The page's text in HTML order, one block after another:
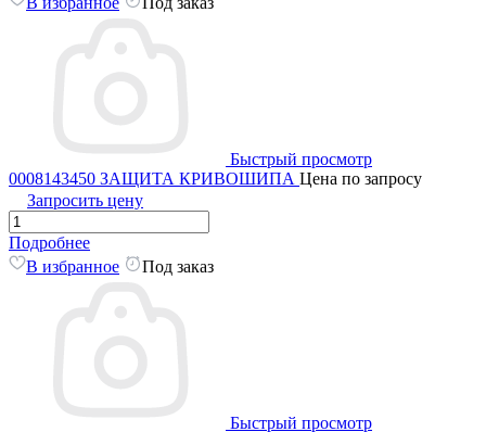
Быстрый просмотр
0008143450 ЗАЩИТА КРИВОШИПА Цена по запросу
Запросить цену
Подробнее
В избранное
Под заказ
Быстрый просмотр